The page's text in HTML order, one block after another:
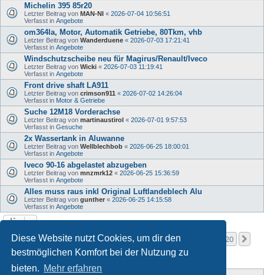
Diese Website nutzt Cookies, um dir den
bestmöglichen Komfort bei der Nutzung zu
bieten. Mehr erfahren
Michelin 395 85r20
Letzter Beitrag von MAN-NI « 2026-07-04 10:56:51
Verfasst in Angebote
om364la, Motor, Automatik Getriebe, 80Tkm, vhb
Letzter Beitrag von Wanderduene « 2026-07-03 17:21:41
Verfasst in Angebote
Windschutzscheibe neu für Magirus/Renault/Iveco
Letzter Beitrag von Wicki « 2026-07-03 11:19:41
Verfasst in Angebote
Front drive shaft LA911
Letzter Beitrag von crimson911 « 2026-07-02 14:26:04
Verfasst in Motor & Getriebe
Suche 12M18 Vorderachse
Letzter Beitrag von martinaustirol « 2026-07-01 9:57:53
Verfasst in Gesuche
2x Wassertank in Aluwanne
Letzter Beitrag von Wellblechbob « 2026-06-25 18:00:01
Verfasst in Angebote
Iveco 90-16 abgelastet abzugeben
Letzter Beitrag von mnzmrk12 « 2026-06-25 15:36:59
Verfasst in Angebote
Alles muss raus inkl Original Luftlandeblech Alu
Letzter Beitrag von gunther « 2026-06-25 14:15:58
Verfasst in Angebote
Die Suche ergab mehr als 1000 Treffer Seite1von
1 2 3 20